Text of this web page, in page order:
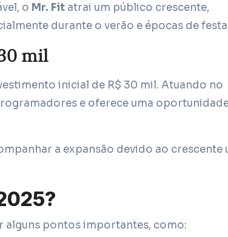
o Mr. Fit atrai um público crescente,
durante o verão e épocas de
mil
inicial de R$ 30 mil. Atuando no
e oferece uma
a expansão devido ao crescente
alguns pontos importantes, como: